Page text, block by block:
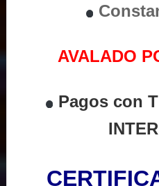
AVALADO
Pagos con